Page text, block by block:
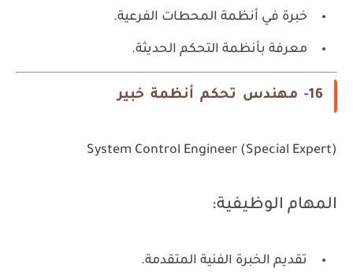
خبرة في أنظمة المحطات الفرعية.
معرفة بأنظمة التحكم الحديثة.
16- مهندس تحكم أنظمة خبير
System Control Engineer (Special Expert)
المهام الوظيفية:
تقديم الخبرة الفنية المتقدمة.